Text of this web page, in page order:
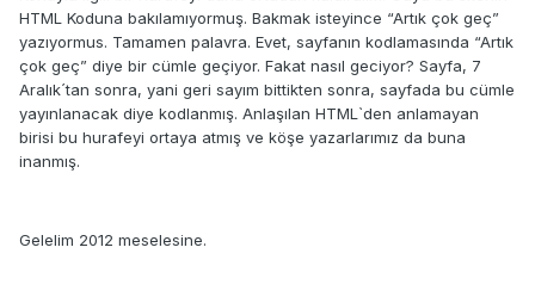
HTML Koduna bakılamıyormuş. Bakmak isteyince “Artık çok geç”
yazıyormus. Tamamen palavra. Evet, sayfanın kodlamasında “Artık
çok geç” diye bir cümle geçiyor. Fakat nasıl geciyor? Sayfa, 7
Aralık´tan sonra, yani geri sayım bittikten sonra, sayfada bu cümle
yayınlanacak diye kodlanmış. Anlaşılan HTML`den anlamayan
birisi bu hurafeyi ortaya atmış ve köşe yazarlarımız da buna
inanmış.
Gelelim 2012 meselesine.